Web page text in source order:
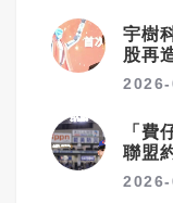
宇樹
股再
「
聯盟